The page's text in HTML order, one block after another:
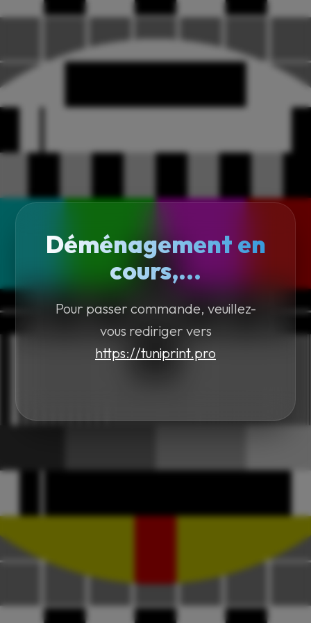
Déménagement en
cours,...
Pour passer commande, veuillez-
vous rediriger vers
https://tuniprint.pro